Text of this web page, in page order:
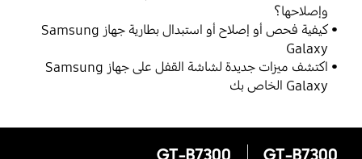
وإصلاحها؟
كيفية فحص أو إصلاح أو استبدال بطارية جهاز Samsung
Galaxy
اكتشف ميزات جديدة لشاشة القفل على جهاز Samsung
Galaxy الخاص بك